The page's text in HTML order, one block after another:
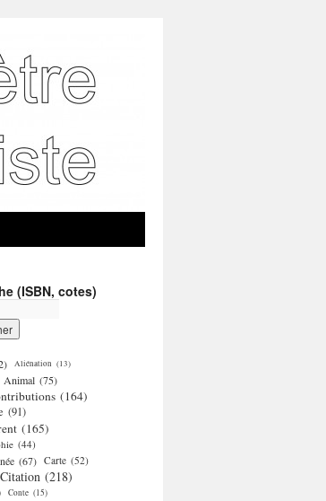
(ISBN, cotes)
Aliénation (13)
Animal (75)
(164)
(91)
(165)
(44)
(67) Carte (52)
Citation (218)
Conte (15)